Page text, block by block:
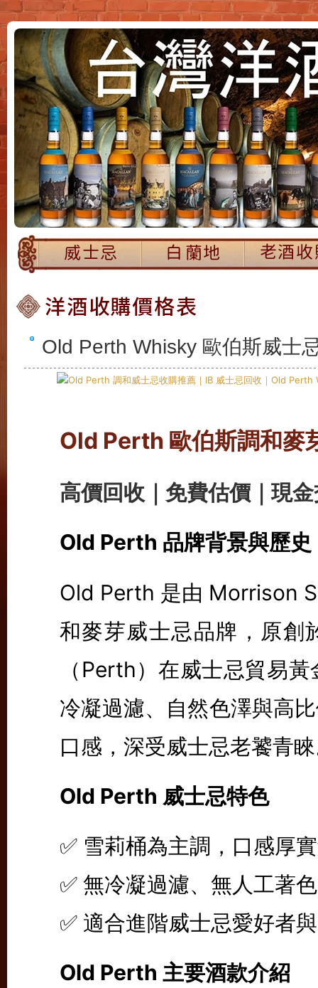
Old Perth Whisky 歐伯斯威士
Old Perth 歐伯斯調和麥
高價回收｜免費估價｜現
Old Perth 品牌背景與歷史
Old Perth 是由 Morrison
和麥芽威士忌品牌，原創
（Perth）在威士忌貿易
冷凝過濾、自然色澤與高
口感，深受威士忌老饕青
Old Perth 威士忌特色
✅ 雪莉桶為主調，口感厚
✅ 無冷凝過濾、無人工著
✅ 適合進階威士忌愛好者
Old Perth 主要酒款介紹